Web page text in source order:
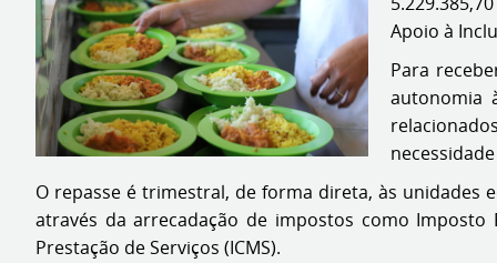
Apoio à
Para
autonomia
O repasse é trimestral, de forma direta, às unidades
através da arrecadação de impostos como Imposto
Prestação de Serviços (ICMS).